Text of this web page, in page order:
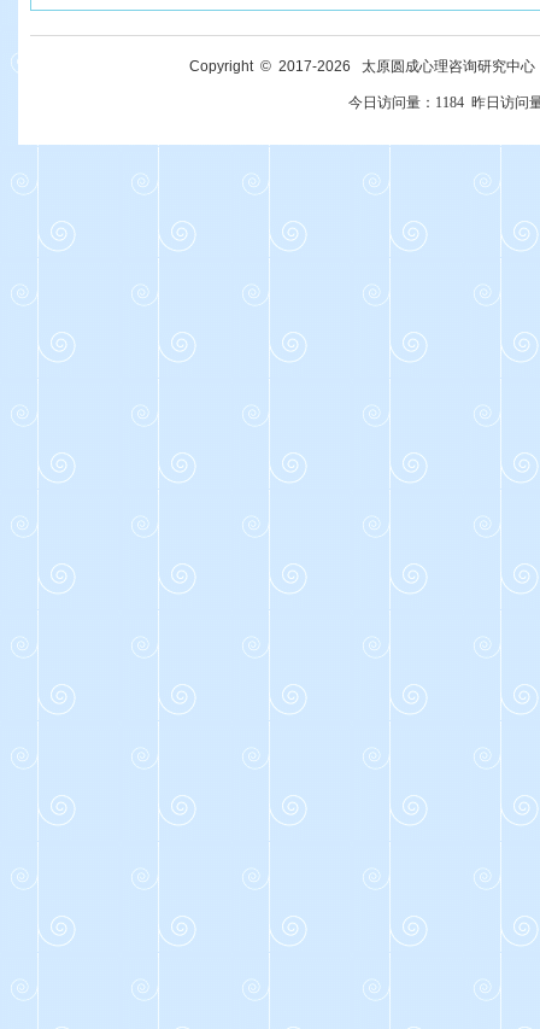
Copyright © 2017-2026 太原圆成心理咨询研究中
今日访问量： 1184 昨日访问